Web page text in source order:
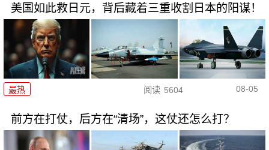
美国如此救日元，背后藏着三重收割日本的阳谋！
最热 阅读 5604 08-05
前方在打仗，后方在“清场”，这仗还怎么打？